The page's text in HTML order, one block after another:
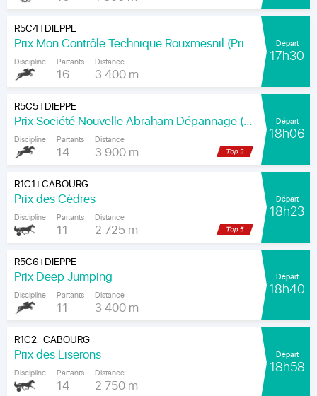
R5C4| DIEPPE
Prix Mon Contrôle Technique Rouxmesnil (Prix Jean de la Rochefoucauld)
Discipline Partants
16
Distance
3 400 m
Départ
17h30
R5C5| DIEPPE
Prix Société Nouvelle Abraham Dépannage (Prix Arenice)
Discipline Partants
14
Distance
3 900 m
Départ
18h06
R1C1 |CABOURG
Prix des Cèdres
Discipline Partants
11
Distance
2 725 m
Départ
18h23
R5C6| DIEPPE
Prix Deep Jumping
Discipline Partants
11
Distance
3 400 m
Départ
18h40
R1C2|CABOURG
Prix des Liserons
Discipline Partants
14
Distance
2 750 m
Départ
18h58